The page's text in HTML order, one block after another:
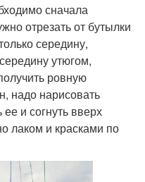
сначала
отрезать от бутылки
середину,
утюгом,
ровную
надо нарисовать
ее и согнуть вверх
лаком и красками по